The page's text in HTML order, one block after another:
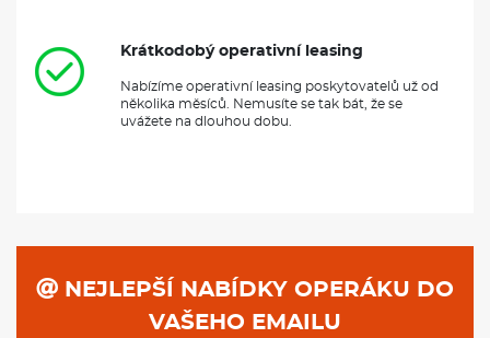
Krátkodobý operativní leasing
Nabízíme operativní leasing poskytovatelů už od
několika měsíců. Nemusíte se tak bát, že se
uvážete na dlouhou dobu.
NEJLEPŠÍ NABÍDKY OPERÁKU DO
VAŠEHO EMAILU